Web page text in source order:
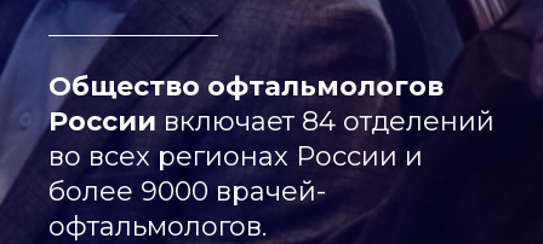
Общество офтальмологов
России включает 84 отделений
во всех регионах России и
более 9000 врачей-
офтальмологов.